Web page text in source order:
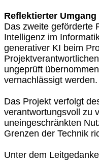
Reflektierter
Das zweite geförderte
Intelligenz im
generativer KI beim
ungeprüft
vernachlässigt werden.
Das Projekt verfolgt
verantwortungsvoll zu
uneingeschränkten
Grenzen der Technik
Unter dem